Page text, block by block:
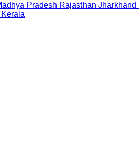
Pradesh Rajasthan Jharkhand
Kerala